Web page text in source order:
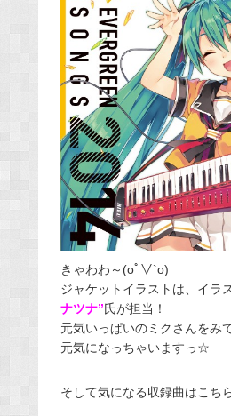
きゃわわ～(oﾟ∀`o)
ジャケットイラストは、イラ
ナツナ”氏が担当！
元気いっぱいのミクさんをみ
元気になっちゃいますっ☆
そして気になる収録曲はこち